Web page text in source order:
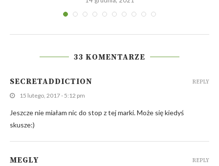
33 KOMENTARZE
SECRETADDICTION
15 lutego, 2017 - 5:12 pm
Jeszcze nie miałam nic do stop z tej marki. Może się kiedyś
skusze:)
REPLY
MEGLY REPLY